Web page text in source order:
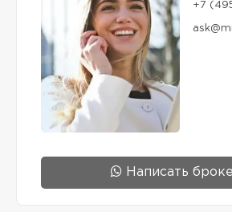
+7
Написать